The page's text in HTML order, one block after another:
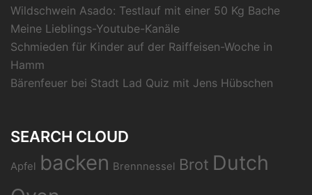
Wildschwein Asado: Testlauf mit einer 50 Kg Bache
Meine Lieblings-Youtube-Kanäle
Schmieden für Kinder auf der Raiffeisen-Woche in
Hamm
Bärenfeuer bei Stadt Lad Quiz mit Jens Hübschen
SEARCH CLOUD
Apfel backen Brennnessel Brot Dutch